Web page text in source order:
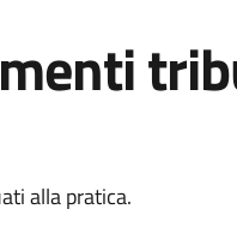
alla pratica.